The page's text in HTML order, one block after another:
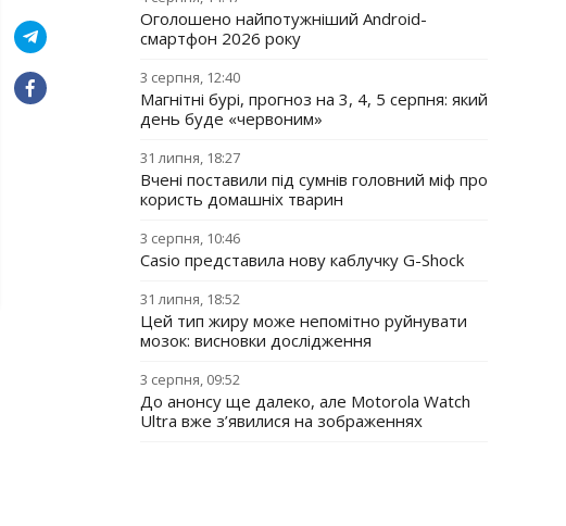
Оголошено найпотужніший Android-
смартфон 2026 року
3 серпня, 12:40
Магнітні бурі, прогноз на 3, 4, 5 серпня: який
день буде «червоним»
31 липня, 18:27
Вчені поставили під сумнів головний міф про
користь домашніх тварин
3 серпня, 10:46
Casio представила нову каблучку G-Shock
31 липня, 18:52
Цей тип жиру може непомітно руйнувати
мозок: висновки дослідження
3 серпня, 09:52
До анонсу ще далеко, але Motorola Watch
Ultra вже з’явилися на зображеннях